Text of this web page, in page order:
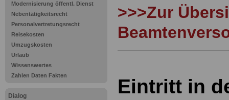
Modernisierung öffentl. Dienst
Nebentätigkeitsrecht
Personalvertretungsrecht
Reisekosten
Umzugskosten
Urlaub
Wissenswertes
Zahlen Daten Fakten
Dialog
>>>Zur
Eintritt in